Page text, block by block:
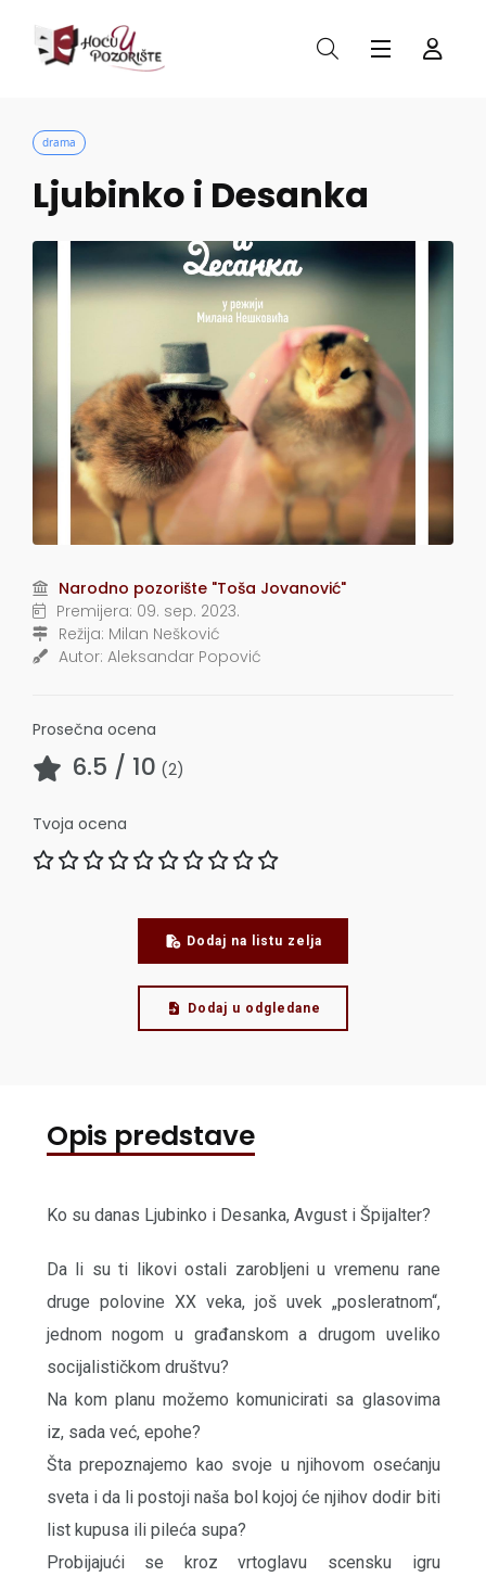
drama
Ljubinko i Desanka
Narodno pozorište "Toša Jovanović"
Premijera: 09. sep. 2023.
Režija: Milan Nešković
Autor: Aleksandar Popović
Prosečna ocena
6.5 / 10 (2)
Tvoja ocena
Dodaj na listu zelja
Dodaj u odgledane
Opis predstave
Ko su danas Ljubinko i Desanka, Avgust i Špijalter?
Da li su ti likovi ostali zarobljeni u vremenu rane
druge polovine XX veka, još uvek „posleratnom“,
jednom nogom u građanskom a drugom uveliko
socijalističkom društvu?
Na kom planu možemo komunicirati sa glasovima
iz, sada već, epohe?
Šta prepoznajemo kao svoje u njihovom osećanju
sveta i da li postoji naša bol kojoj će njihov dodir biti
list kupusa ili pileća supa?
Probijajući se kroz vrtoglavu scensku igru